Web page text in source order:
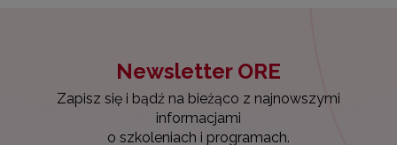
Newsletter ORE
Zapisz się i bądź na bieżąco z najnowszymi
informacjami
o szkoleniach i programach.